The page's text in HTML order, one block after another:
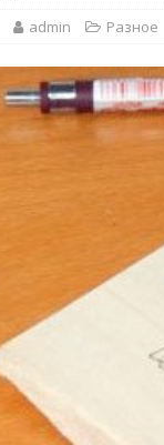
admin Разное